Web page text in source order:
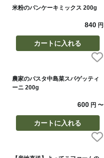
米粉のパンケーキミックス 200g
840円
カートに入れる
農家のパスタ中島菜スパゲッティ
ーニ 200g
600円 〜
カートに入れる